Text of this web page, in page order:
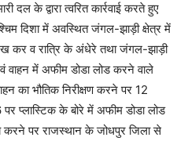
दल के द्वारा त्वरित कार्रवाई करते हुए
दिशा में अवस्थित जंगल-झाड़ी क्षेत्र में
देख कर व रात्रि के अंधेरे तथा जंगल-झाड़ी
वाहन में अफीम डोडा लोड करने वाले
का भौतिक निरीक्षण करने पर 12
के बोरे में अफीम डोडा लोड
करने पर राजस्थान के जोधपुर जिला से